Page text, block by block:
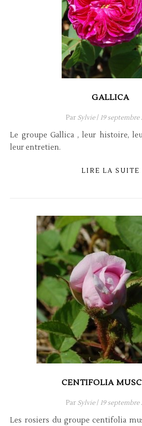
GALLICA
Par Sylvie/ 19 septembre
Le groupe Gallica , leur histoire, leurs caractéristiques,
leur entretien.
LIRE LA SUITE
CENTIFOLIA
Par Sylvie/ 19 septembre
Les rosiers du groupe centifolia muscosa, leur histoire,